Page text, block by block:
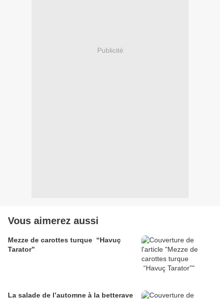
Publicité
Vous aimerez aussi
Mezze de carottes turque “Havuç
Tarator”
La salade de l’automne à la betterave